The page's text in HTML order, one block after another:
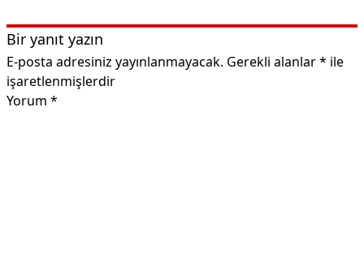
Bir yanıt yazın
E-posta adresiniz yayınlanmayacak. Gerekli alanlar* ile
işaretlenmişlerdir
Yorum *